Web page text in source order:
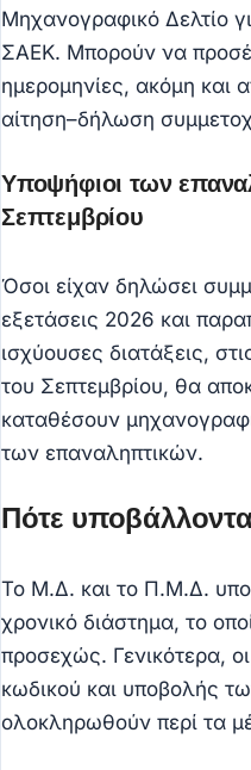
Μηχανογραφικό Δελτίο
ΣΑΕΚ. Μπορούν να
ημερομηνίες, ακόμη και
αίτηση–δήλωση
Υποψήφιοι των
Σεπτεμβρίου
Όσοι είχαν δηλώσει
εξετάσεις 2026 και
ισχύουσες διατάξεις,
του Σεπτεμβρίου, θα
καταθέσουν
των επαναληπτικών.
Πότε
Το Μ.Δ. και το Π.Μ.Δ.
χρονικό διάστημα, το
προσεχώς. Γενικότερα,
κωδικού και υποβολής
ολοκληρωθούν περί τα